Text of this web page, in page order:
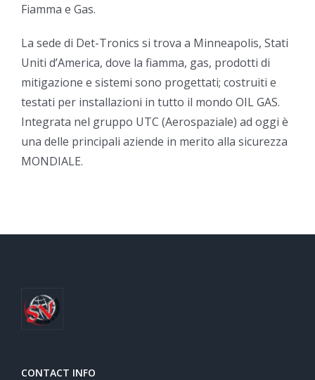
Fiamma e Gas.
La sede di Det-Tronics si trova a Minneapolis, Stati
Uniti d’America, dove la fiamma, gas, prodotti di
mitigazione e sistemi sono progettati; costruiti e
testati per installazioni in tutto il mondo OIL GAS.
Integrata nel gruppo UTC (Aerospaziale) ad oggi è
una delle principali aziende in merito alla sicurezza
MONDIALE.
CONTACT INFO